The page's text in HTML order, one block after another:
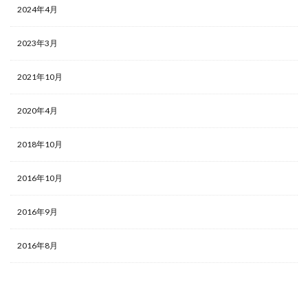
2024年4月
2023年3月
2021年10月
2020年4月
2018年10月
2016年10月
2016年9月
2016年8月